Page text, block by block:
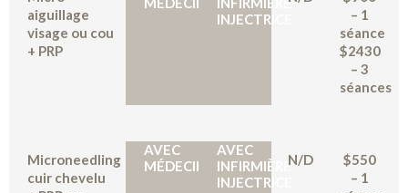
aiguillage
visage ou cou
+ PRP
INJECTRICE
– 1
séance
$2430
– 3
séances
Microneedling
cuir chevelu
AVEC
MÉDECIN
AVEC
INFIRMIÈRE
INJECTRICE
N/D
$550
– 1